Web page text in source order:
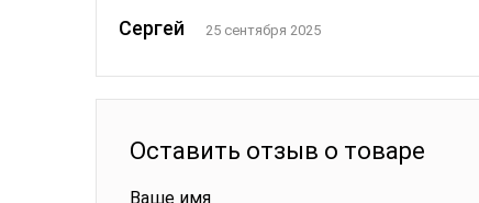
Сергей 25 сентября 2025
Оставить отзыв о товаре
Ваше имя